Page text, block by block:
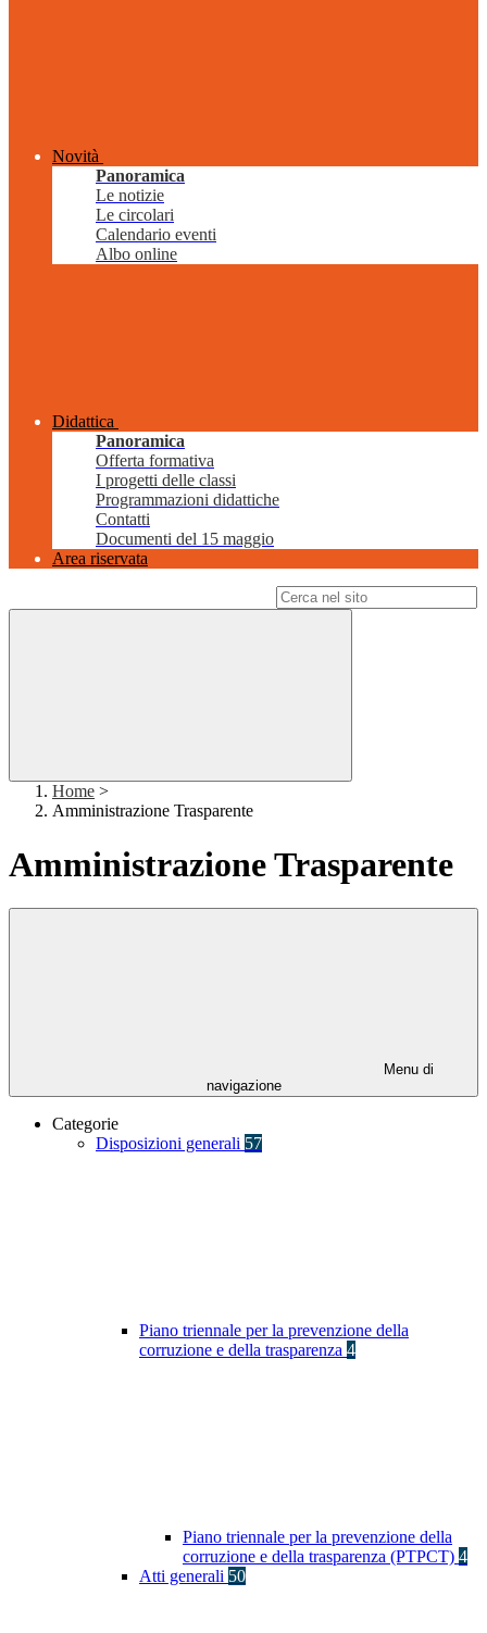
Novità
Panoramica
Le notizie
Le circolari
Calendario eventi
Albo online
Didattica
Panoramica
Offerta formativa
I progetti delle classi
Programmazioni didattiche
Contatti
Documenti del 15 maggio
Area riservata
Home >
Amministrazione Trasparente
Amministrazione Trasparente
Menu di
navigazione
Categorie
Disposizioni generali 57
Piano triennale per la prevenzione della
corruzione e della trasparenza 4
Piano triennale per la prevenzione della
corruzione e della trasparenza (PTPCT) 4
Atti generali 50